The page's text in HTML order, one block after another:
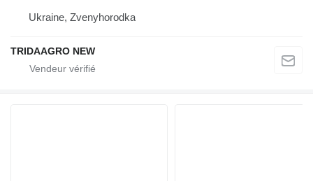
Ukraine, Zvenyhorodka
TRIDAAGRO NEW